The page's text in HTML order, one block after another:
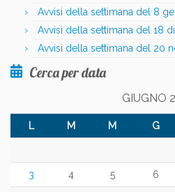
Avvisi della settimana del 8
Avvisi della settimana del 18
Avvisi della settimana del 20
Cerca per data
GIUGNO
L M M G
3 4 5 6